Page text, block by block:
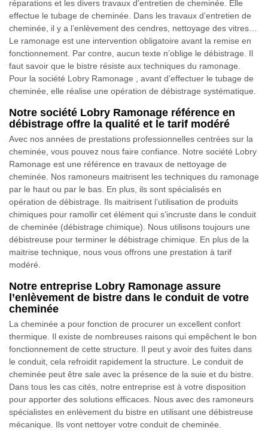
réparations et les divers travaux d’entretien de cheminée. Elle
effectue le tubage de cheminée. Dans les travaux d’entretien de
cheminée, il y a l’enlèvement des cendres, nettoyage des vitres…
Le ramonage est une intervention obligatoire avant la remise en
fonctionnement. Par contre, aucun texte n’oblige le débistrage. Il
faut savoir que le bistre résiste aux techniques du ramonage.
Pour la société Lobry Ramonage , avant d’effectuer le tubage de
cheminée, elle réalise une opération de débistrage systématique.
Notre société Lobry Ramonage référence en
débistrage offre la qualité et le tarif modéré
Avec nos années de prestations professionnelles centrées sur la
cheminée, vous pouvez nous faire confiance. Notre société Lobry
Ramonage est une référence en travaux de nettoyage de
cheminée. Nos ramoneurs maitrisent les techniques du ramonage
par le haut ou par le bas. En plus, ils sont spécialisés en
opération de débistrage. Ils maitrisent l’utilisation de produits
chimiques pour ramollir cet élément qui s’incruste dans le conduit
de cheminée (débistrage chimique). Nous utilisons toujours une
débistreuse pour terminer le débistrage chimique. En plus de la
maitrise technique, nous vous offrons une prestation à tarif
modéré.
Notre entreprise Lobry Ramonage assure
l’enlèvement de bistre dans le conduit de votre
cheminée
La cheminée a pour fonction de procurer un excellent confort
thermique. Il existe de nombreuses raisons qui empêchent le bon
fonctionnement de cette structure. Il peut y avoir des fuites dans
le conduit, cela refroidit rapidement la structure. Le conduit de
cheminée peut être sale avec la présence de la suie et du bistre.
Dans tous les cas cités, notre entreprise est à votre disposition
pour apporter des solutions efficaces. Nous avec des ramoneurs
spécialistes en enlèvement du bistre en utilisant une débistreuse
mécanique. Ils vont nettoyer votre conduit de cheminée.